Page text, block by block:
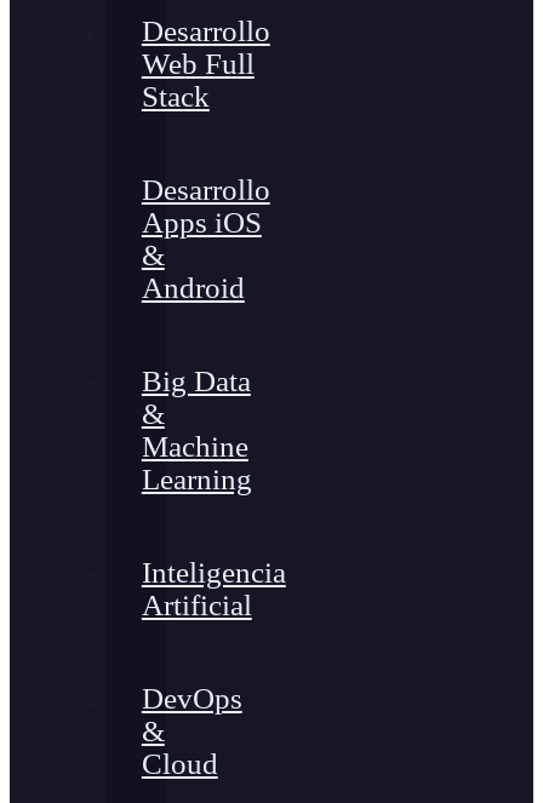
Desarrollo
Web Full
Stack
Desarrollo
Apps iOS
&
Android
Big Data
&
Machine
Learning
Inteligencia
Artificial
DevOps
&
Cloud